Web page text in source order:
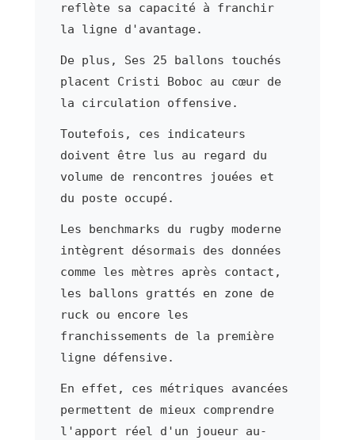
reflète sa capacité à franchir
la ligne d'avantage.
De plus, Ses 25 ballons touchés
placent Cristi Boboc au cœur de
la circulation offensive.
Toutefois, ces indicateurs
doivent être lus au regard du
volume de rencontres jouées et
du poste occupé.
Les benchmarks du rugby moderne
intègrent désormais des données
comme les mètres après contact,
les ballons grattés en zone de
ruck ou encore les
franchissements de la première
ligne défensive.
En effet, ces métriques avancées
permettent de mieux comprendre
l'apport réel d'un joueur au-